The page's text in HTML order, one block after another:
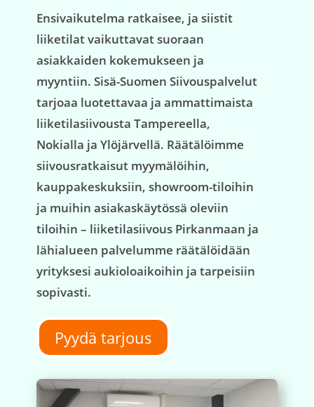
Ensivaikutelma ratkaisee, ja siistit
liiketilat vaikuttavat suoraan
asiakkaiden kokemukseen ja
myyntiin. Sisä-Suomen Siivouspalvelut
tarjoaa luotettavaa ja ammattimaista
liiketilasiivousta Tampereella,
Nokialla ja Ylöjärvellä. Räätälöimme
siivousratkaisut myymälöihin,
kauppakeskuksiin, showroom-tiloihin
ja muihin asiakaskäytössä oleviin
tiloihin – liiketilasiivous Pirkanmaan ja
lähialueen palvelumme räätälöidään
yrityksesi aukioloaikoihin ja tarpeisiin
sopivasti.
Pyydä tarjous